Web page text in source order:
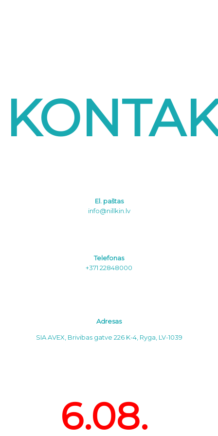
El. paštas
info@nillkin.lv
Telefonas
+371 22848000
Adresas
SIA AVEX, Brivibas gatve 226 K-4, Ryga, LV-1039
6.08.